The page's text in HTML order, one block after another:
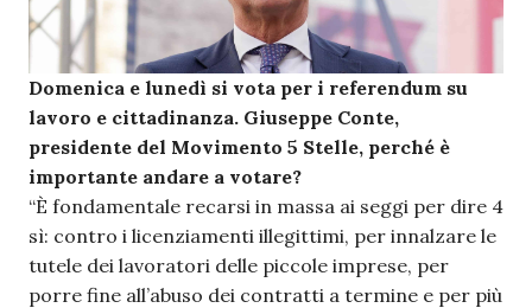
Domenica e lunedì si vota per i referendum su
lavoro e cittadinanza. Giuseppe Conte,
presidente del Movimento 5 Stelle, perché è
importante andare a votare?
“È fondamentale recarsi in massa ai seggi per dire 4
sì: contro i licenziamenti illegittimi, per innalzare le
tutele dei lavoratori delle piccole imprese, per
porre fine all’abuso dei contratti a termine e per più